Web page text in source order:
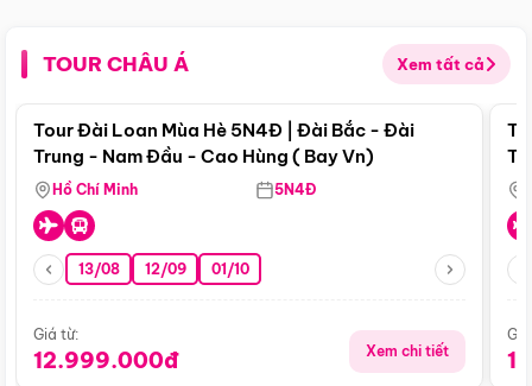
TOUR CHÂU Á Xem tất cả
Điểm nổi bật
Tour Đài Loan Mùa Hè 5N4Đ | Đài Bắc - Đài
Trung - Nam Đầu - Cao Hùng ( Bay Vn)
Hồ Chí Minh 5N4Đ
13/08 12/09 01/10
Giá từ:
12.999.000đ Xem chi tiết